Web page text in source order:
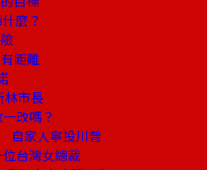
麼？
距離
林市長
改嗎？
自家人寧投川普
台灣女總裁